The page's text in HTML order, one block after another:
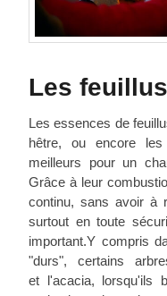
Les
Les essences de
hêtre, ou encore
meilleurs pour un
Grâce à leur
continu, sans avoir à
surtout en toute
important.Y compris
"durs", certains
et l'acacia, lorsqu'ils